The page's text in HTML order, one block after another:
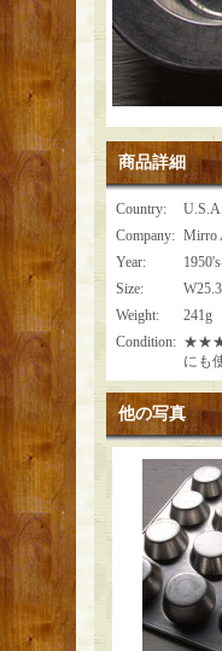
商品詳細
Country:
U.S.A.
Company: Mirro
Year:
Size:
Weight:
241g
Condition:
にも
他の写真